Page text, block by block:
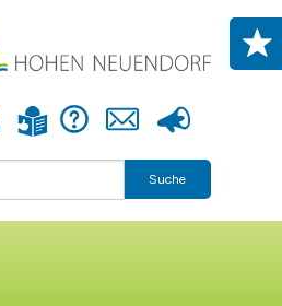
Leichte Sprache Hilfe Kontakt Presse
Suche